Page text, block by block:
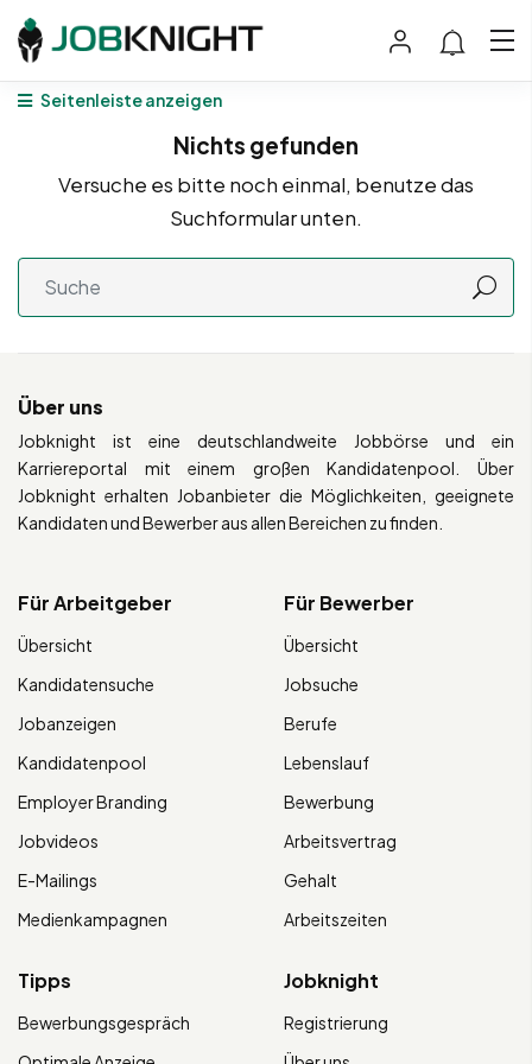
Seitenleiste anzeigen
Nichts gefunden
Versuche es bitte noch einmal, benutze das
Suchformular unten.
Über uns
Jobknight ist eine deutschlandweite Jobbörse und ein
Karriereportal mit einem großen Kandidatenpool. Über
Jobknight erhalten Jobanbieter die Möglichkeiten, geeignete
Kandidaten und Bewerber aus allen Bereichen zu finden.
Für Arbeitgeber
Übersicht
Kandidatensuche
Jobanzeigen
Kandidatenpool
Employer Branding
Jobvideos
E-Mailings
Medienkampagnen
Für Bewerber
Übersicht
Jobsuche
Berufe
Lebenslauf
Bewerbung
Arbeitsvertrag
Gehalt
Arbeitszeiten
Tipps
Bewerbungsgespräch
Jobknight
Registrierung